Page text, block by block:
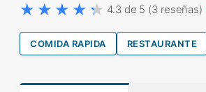
4.3 de 5 (3 reseñas)
COMIDA RAPIDA RESTAURANTE